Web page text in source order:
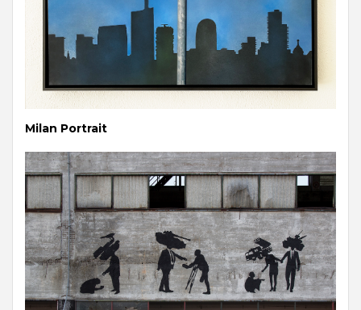
Milan Portrait